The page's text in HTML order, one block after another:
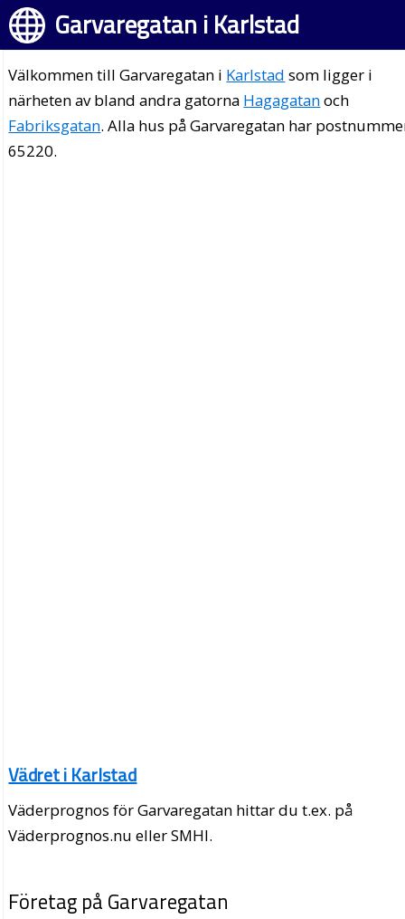
Garvaregatan i Karlstad
Välkommen till Garvaregatan i Karlstad som ligger i
närheten av bland andra gatorna Hagagatanoch
Fabriksgatan. Alla hus på Garvaregatan har
65220.
Vädret i Karlstad
Väderprognos för Garvaregatan hittar du t.ex. på
Väderprognos.nu eller SMHI.
Företag på Garvaregatan